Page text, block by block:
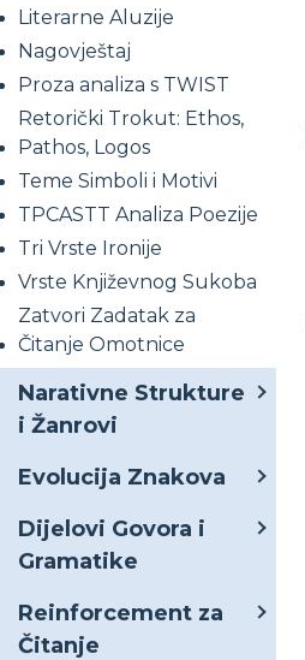
Literarne Aluzije
Nagovještaj
Proza analiza s TWIST
Retorički Trokut: Ethos,
Pathos, Logos
Teme Simboli i Motivi
TPCASTT Analiza Poezije
Tri Vrste Ironije
Vrste Književnog Sukoba
Zatvori Zadatak za
Čitanje Omotnice
Narativne Strukture
i Žanrovi
Evolucija Znakova
Dijelovi Govora i
Gramatike
Reinforcement za
Čitanje